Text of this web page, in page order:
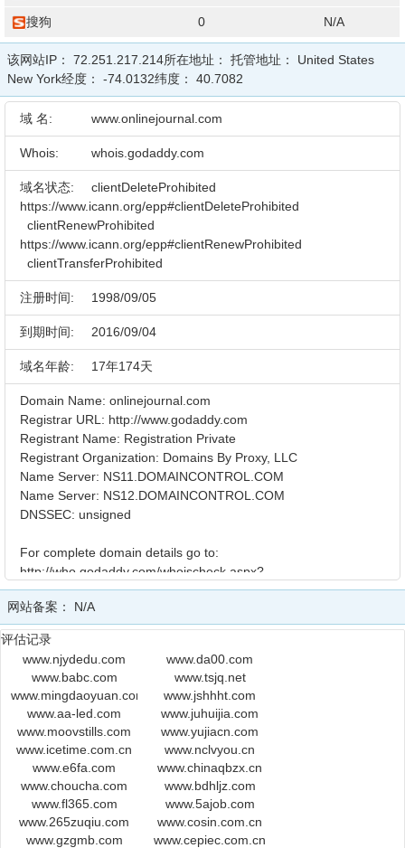
搜狗 0 N/A
该网站IP： 72.251.217.214所在地址： 托管地址： United States
New York经度： -74.0132纬度： 40.7082
域 名: www.onlinejournal.com
Whois: whois.godaddy.com
域名状态:
clientDeleteProhibited
https://www.icann.org/epp#clientDeleteProhibited
clientRenewProhibited
https://www.icann.org/epp#clientRenewProhibited
clientTransferProhibited
注册时间: 1998/09/05
到期时间: 2016/09/04
域名年龄: 17年174天
Domain Name: onlinejournal.com
Registrar URL: http://www.godaddy.com
Registrant Name: Registration Private
Registrant Organization: Domains By Proxy, LLC
Name Server: NS11.DOMAINCONTROL.COM
Name Server: NS12.DOMAINCONTROL.COM
DNSSEC: unsigned
For complete domain details go to:
http://who.godaddy.com/whoischeck.aspx?
domain=onlinejournal.com
The data contained in GoDaddy.com, LLC's WhoIs database,
while believed by the company to be reliable, is provided "as is"
with no guarantee or warranties regarding its accuracy. This
information is provided for the sole purpose of assisting you
in obtaining information about domain name registration
Any use of this data for any other purpose is expressly
forbidden without the prior written
permission of GoDaddy.com, LLC. By submitting an inquiry,
you agree to these terms of usage and limitations of warranty.
In particular,
you agree not to use this data to allow, enable, or otherwise
网站备案： N/A
评估记录
www.njydedu.com
www.da00.com
www.babc.com
www.tsjq.net
www.mingdaoyuan.com
www.jshhht.com
www.aa-led.com
www.juhuijia.com
www.moovstills.com
www.yujiacn.com
www.icetime.com.cn
www.nclvyou.cn
www.e6fa.com
www.chinaqbzx.cn
www.choucha.com
www.bdhljz.com
www.fl365.com
www.5ajob.com
www.265zuqiu.com
www.cosin.com.cn
www.gzgmb.com
www.cepiec.com.cn